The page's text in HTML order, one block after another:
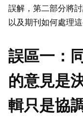
誤解，第二部分將
以及期刊如何處理這
誤區一：
的意見是
輯只是協